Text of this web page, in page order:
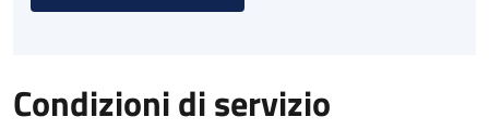
Condizioni di servizio